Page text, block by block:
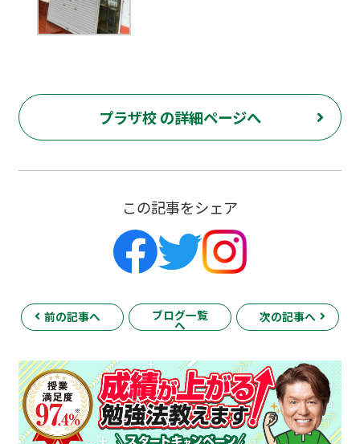
プラザ校 の詳細ページへ
この記事をシェア
前の記事へ ブログ一覧
へ
次の記事へ